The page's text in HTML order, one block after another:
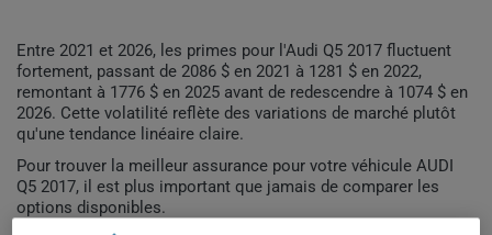
Entre 2021 et 2026, les primes pour l'Audi Q5 2017 fluctuent
fortement, passant de 2086 $ en 2021 à 1281 $ en 2022,
remontant à 1776 $ en 2025 avant de redescendre à 1074 $ en
2026. Cette volatilité reflète des variations de marché plutôt
qu'une tendance linéaire claire.
Pour trouver la meilleur assurance pour votre véhicule AUDI
Q5 2017, il est plus important que jamais de comparer les
options disponibles.